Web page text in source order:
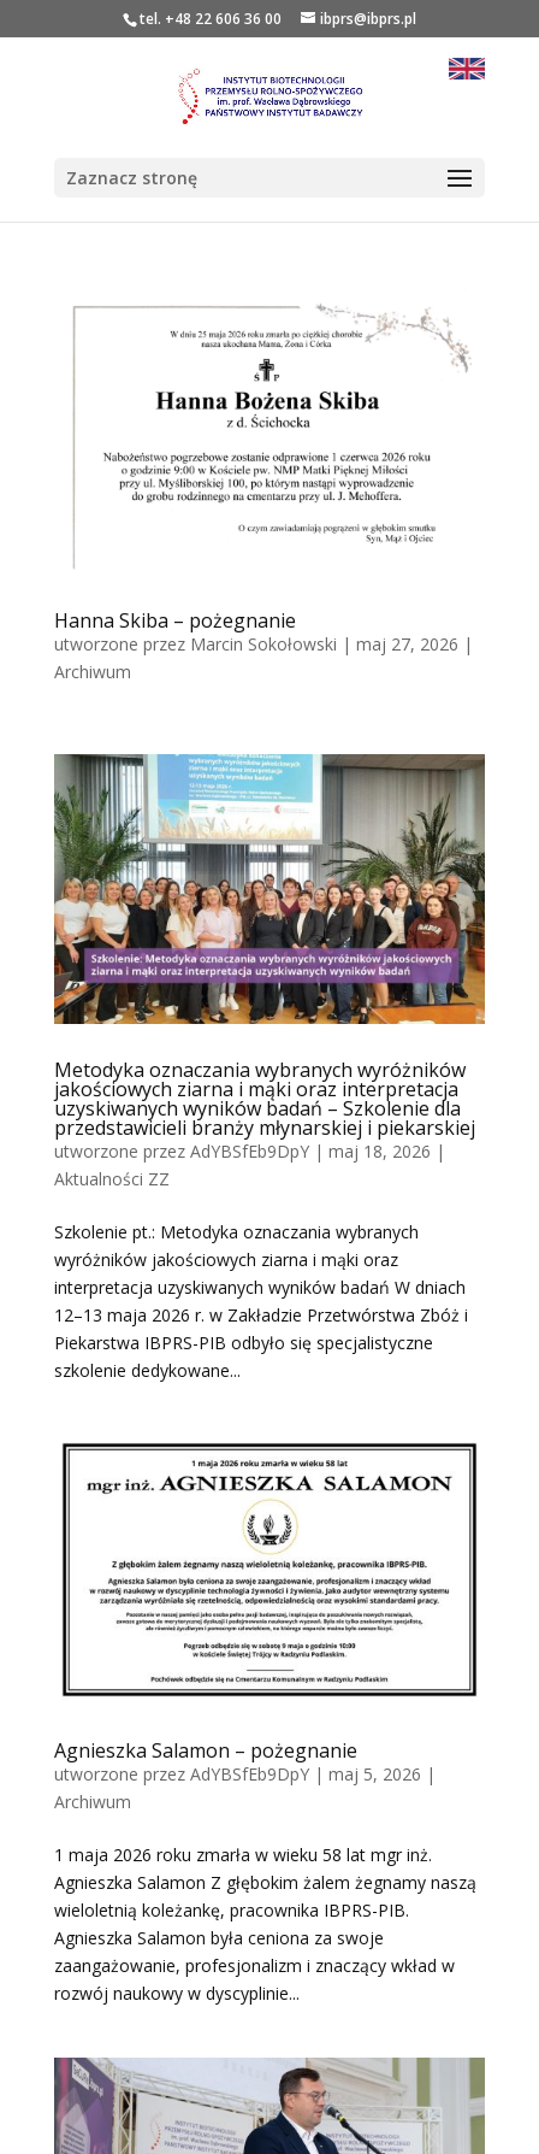
tel. +48 22 606 36 00 ibprs@ibprs.pl
Zaznacz stronę
Hanna Skiba – pożegnanie
utworzone przez Marcin Sokołowski | maj 27, 2026 |
Archiwum
Metodyka oznaczania wybranych wyróżników
jakościowych ziarna i mąki oraz interpretacja
uzyskiwanych wyników badań – Szkolenie dla
przedstawicieli branży młynarskiej i piekarskiej
utworzone przez AdYBSfEb9DpY| maj 18, 2026 |
Aktualności ZZ
Szkolenie pt.: Metodyka oznaczania wybranych
wyróżników jakościowych ziarna i mąki oraz
interpretacja uzyskiwanych wyników badań W dniach
12–13 maja 2026 r. w Zakładzie Przetwórstwa Zbóż i
Piekarstwa IBPRS-PIB odbyło się specjalistyczne
szkolenie dedykowane...
Agnieszka Salamon – pożegnanie
utworzone przez AdYBSfEb9DpY| maj 5, 2026 |
Archiwum
1 maja 2026 roku zmarła w wieku 58 lat mgr inż.
Agnieszka Salamon Z głębokim żalem żegnamy naszą
wieloletnią koleżankę, pracownika IBPRS-PIB.
Agnieszka Salamon była ceniona za swoje
zaangażowanie, profesjonalizm i znaczący wkład w
rozwój naukowy w dyscyplinie...